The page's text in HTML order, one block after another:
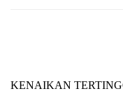
KENAIKAN